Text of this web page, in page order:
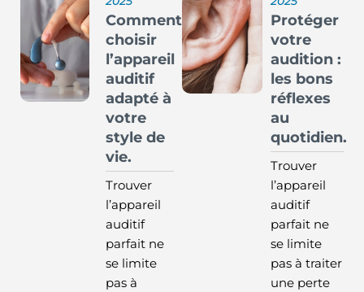
Comment
choisir
l’appareil
auditif
adapté à
votre
style de
vie.
Trouver
l’appareil
auditif
parfait ne
se limite
pas à
Protéger
votre
audition :
les bons
réflexes
au
quotidien.
Trouver
l’appareil
auditif
parfait ne
se limite
pas à traiter
une perte